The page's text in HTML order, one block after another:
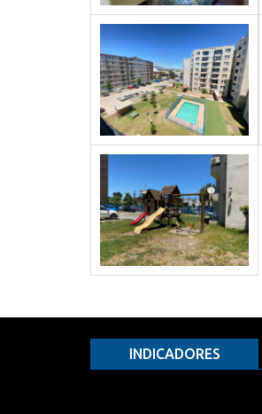
INDICADORES